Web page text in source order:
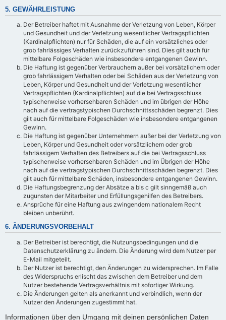
5. GEWÄHRLEISTUNG
Der Betreiber haftet mit Ausnahme der Verletzung von Leben, Körper
und Gesundheit und der Verletzung wesentlicher Vertragspflichten
(Kardinalpflichten) nur für Schäden, die auf ein vorsätzliches oder
grob fahrlässiges Verhalten zurückzuführen sind. Dies gilt auch für
mittelbare Folgeschäden wie insbesondere entgangenen Gewinn.
Die Haftung ist gegenüber Verbrauchern außer bei vorsätzlichem oder
grob fahrlässigem Verhalten oder bei Schäden aus der Verletzung von
Leben, Körper und Gesundheit und der Verletzung wesentlicher
Vertragspflichten (Kardinalpflichten) auf die bei Vertragsschluss
typischerweise vorhersehbaren Schäden und im übrigen der Höhe
nach auf die vertragstypischen Durchschnittsschäden begrenzt. Dies
gilt auch für mittelbare Folgeschäden wie insbesondere entgangenen
Gewinn.
Die Haftung ist gegenüber Unternehmern außer bei der Verletzung von
Leben, Körper und Gesundheit oder vorsätzlichem oder grob
fahrlässigem Verhalten des Betreibers auf die bei Vertragsschluss
typischerweise vorhersehbaren Schäden und im Übrigen der Höhe
nach auf die vertragstypischen Durchschnittsschäden begrenzt. Dies
gilt auch für mittelbare Schäden, insbesondere entgangenen Gewinn.
Die Haftungsbegrenzung der Absätze a bis c gilt sinngemäß auch
zugunsten der Mitarbeiter und Erfüllungsgehilfen des Betreibers.
Ansprüche für eine Haftung aus zwingendem nationalem Recht
bleiben unberührt.
6. ÄNDERUNGSVORBEHALT
Der Betreiber ist berechtigt, die Nutzungsbedingungen und die
Datenschutzerklärung zu ändern. Die Änderung wird dem Nutzer per
E-Mail mitgeteilt.
Der Nutzer ist berechtigt, den Änderungen zu widersprechen. Im Falle
des Widerspruchs erlischt das zwischen dem Betreiber und dem
Nutzer bestehende Vertragsverhältnis mit sofortiger Wirkung.
Die Änderungen gelten als anerkannt und verbindlich, wenn der
Nutzer den Änderungen zugestimmt hat.
Informationen über den Umgang mit deinen persönlichen Daten